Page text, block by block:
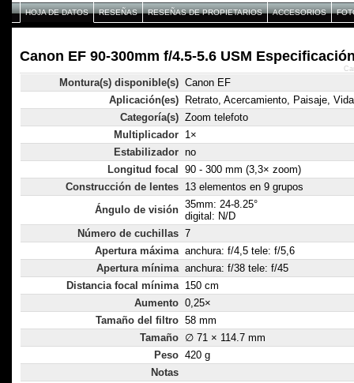
HOJA DE DATOS RESEÑAS RESEÑAS DE PROPIETARIOS ACCESORIOS
Canon EF 90-300mm f/4.5-5.6 USM
Montura(s) disponible(s) Canon EF
Aplicación(es)
Retrato, Acercamiento, Paisaje,
Categoría(s) Zoom telefoto
Multiplicador 1×
Estabilizador no
Longitud focal
90 - 300 mm (3,3× zoom)
Construcción de lentes 13 elementos en 9 grupos
Ángulo de visión 35mm: 24-8.25°
digital: N/D
Número de cuchillas 7
Apertura máxima anchura: f/4,5 tele: f/5,6
Apertura mínima anchura: f/38 tele: f/45
Distancia focal mínima 150 cm
Aumento 0,25×
Tamaño del filtro 58 mm
Tamaño ∅ 71 × 114.7 mm
Peso 420 g
Notas